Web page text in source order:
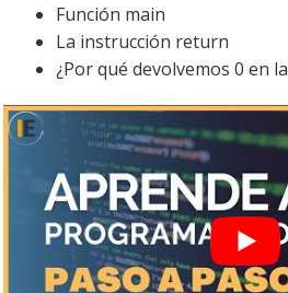
Función main
La instrucción return
¿Por qué devolvemos 0 en